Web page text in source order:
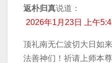
返朴归真说道：
2026年1月23日 上午
顶礼南无仁波切大日如
法善神们！祈请上师本